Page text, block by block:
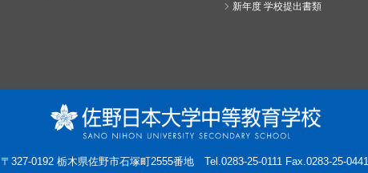
新年度 学校提出書類
〒327-0192 栃木県佐野市石塚町2555番地 Tel.0283-25-0111 Fax.0283-25-0441